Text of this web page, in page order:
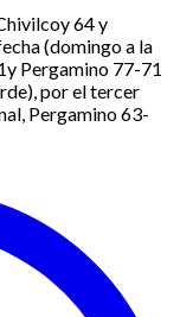
64 y
(domingo a la
Pergamino 77-71
por el tercer
Pergamino 63-